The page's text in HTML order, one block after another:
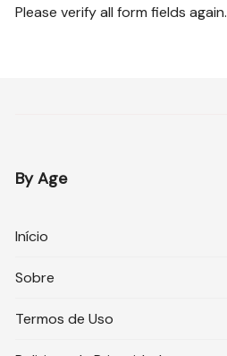
Please verify all form fields again.
By Age
Início
Sobre
Termos de Uso